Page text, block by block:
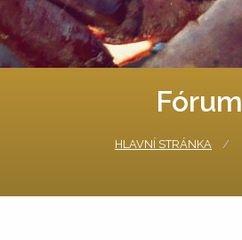
Fórum
HLAVNÍ STRÁNKA